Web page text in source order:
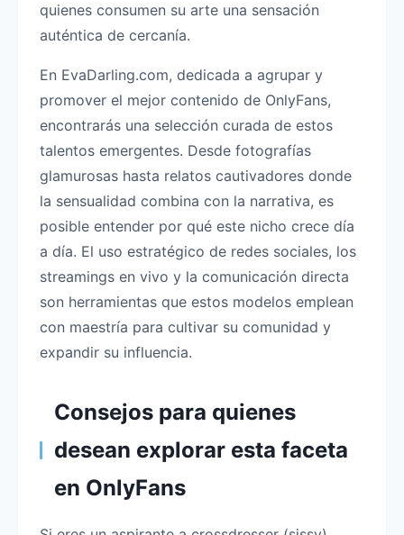
quienes consumen su arte una sensación
auténtica de cercanía.
En EvaDarling.com, dedicada a agrupar y
promover el mejor contenido de OnlyFans,
encontrarás una selección curada de estos
talentos emergentes. Desde fotografías
glamurosas hasta relatos cautivadores donde
la sensualidad combina con la narrativa, es
posible entender por qué este nicho crece día
a día. El uso estratégico de redes sociales, los
streamings en vivo y la comunicación directa
son herramientas que estos modelos emplean
con maestría para cultivar su comunidad y
expandir su influencia.
Consejos para quienes
desean explorar esta faceta
en OnlyFans